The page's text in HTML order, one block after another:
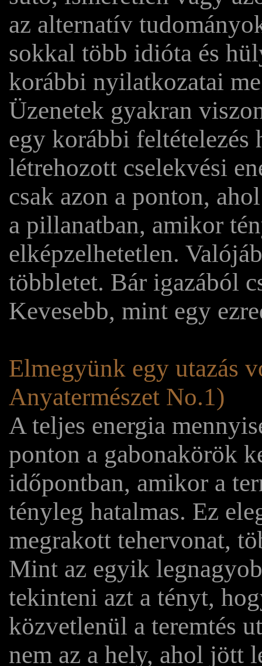
az alternatív
sokkal több idióta és
korábbi nyilatkozatai
Üzenetek gyakran
egy korábbi
létrehozott cselekvési
csak azon a ponton,
a pillanatban, amikor
elképzelhetetlen.
többletet. Bár igazából
Kevesebb, mint egy
Elmegyünk egy utazás
Anyatermészet No.1)
A teljes energia
ponton a gabonakörök
időpontban, amikor a
tényleg hatalmas. Ez
megrakott tehervonat,
Mint az egyik
tekinteni azt a tényt,
közvetlenül a teremtés
nem az a hely, ahol jött